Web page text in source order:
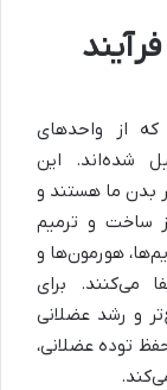
که از واحدهای
شده‌اند. این
بدن ما هستند و
ساخت و ترمیم
هورمون‌ها و
می‌کنند. برای
و رشد عضلانی
توده عضلانی،